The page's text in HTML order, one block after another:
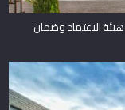
الاعتماد وضمان